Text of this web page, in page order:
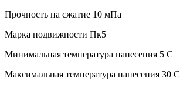
Прочность на сжатие 10 мПа
Марка подвижности Пк5
Минимальная температура нанесения 5 C
Максимальная температура нанесения 30 C